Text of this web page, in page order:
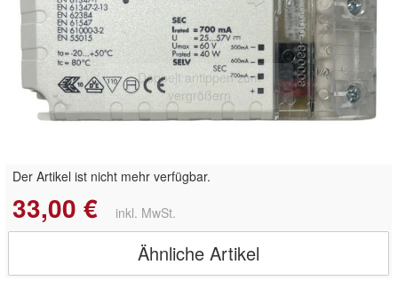
Doppelt antippen zum
vergrößern
Der Artikel ist nicht mehr verfügbar.
33,00 € inkl. MwSt.
Ähnliche Artikel